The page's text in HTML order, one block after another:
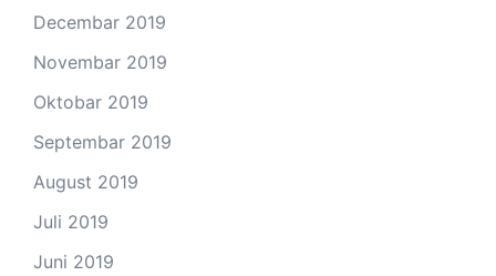
Decembar 2019
Novembar 2019
Oktobar 2019
Septembar 2019
August 2019
Juli 2019
Juni 2019